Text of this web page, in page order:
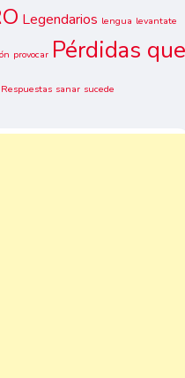
Legendarios lengua levantate
provocar Pérdidas que
Respuestas sanar sucede